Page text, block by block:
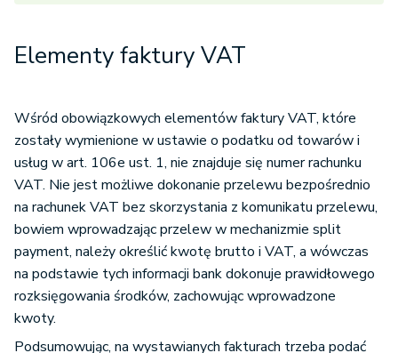
Elementy faktury VAT
Wśród obowiązkowych elementów faktury VAT, które
zostały wymienione w ustawie o podatku od towarów i
usług w art. 106e ust. 1, nie znajduje się numer rachunku
VAT. Nie jest możliwe dokonanie przelewu bezpośrednio
na rachunek VAT bez skorzystania z komunikatu przelewu,
bowiem wprowadzając przelew w mechanizmie split
payment, należy określić kwotę brutto i VAT, a wówczas
na podstawie tych informacji bank dokonuje prawidłowego
rozksięgowania środków, zachowując wprowadzone
kwoty.
Podsumowując, na wystawianych fakturach trzeba podać